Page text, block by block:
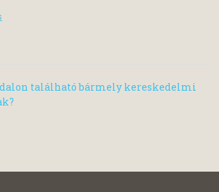
található bármely kereskedelmi